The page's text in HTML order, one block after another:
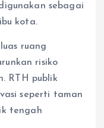
sebagai
kota.
ruang
risiko
RTH publik
seperti taman
tengah